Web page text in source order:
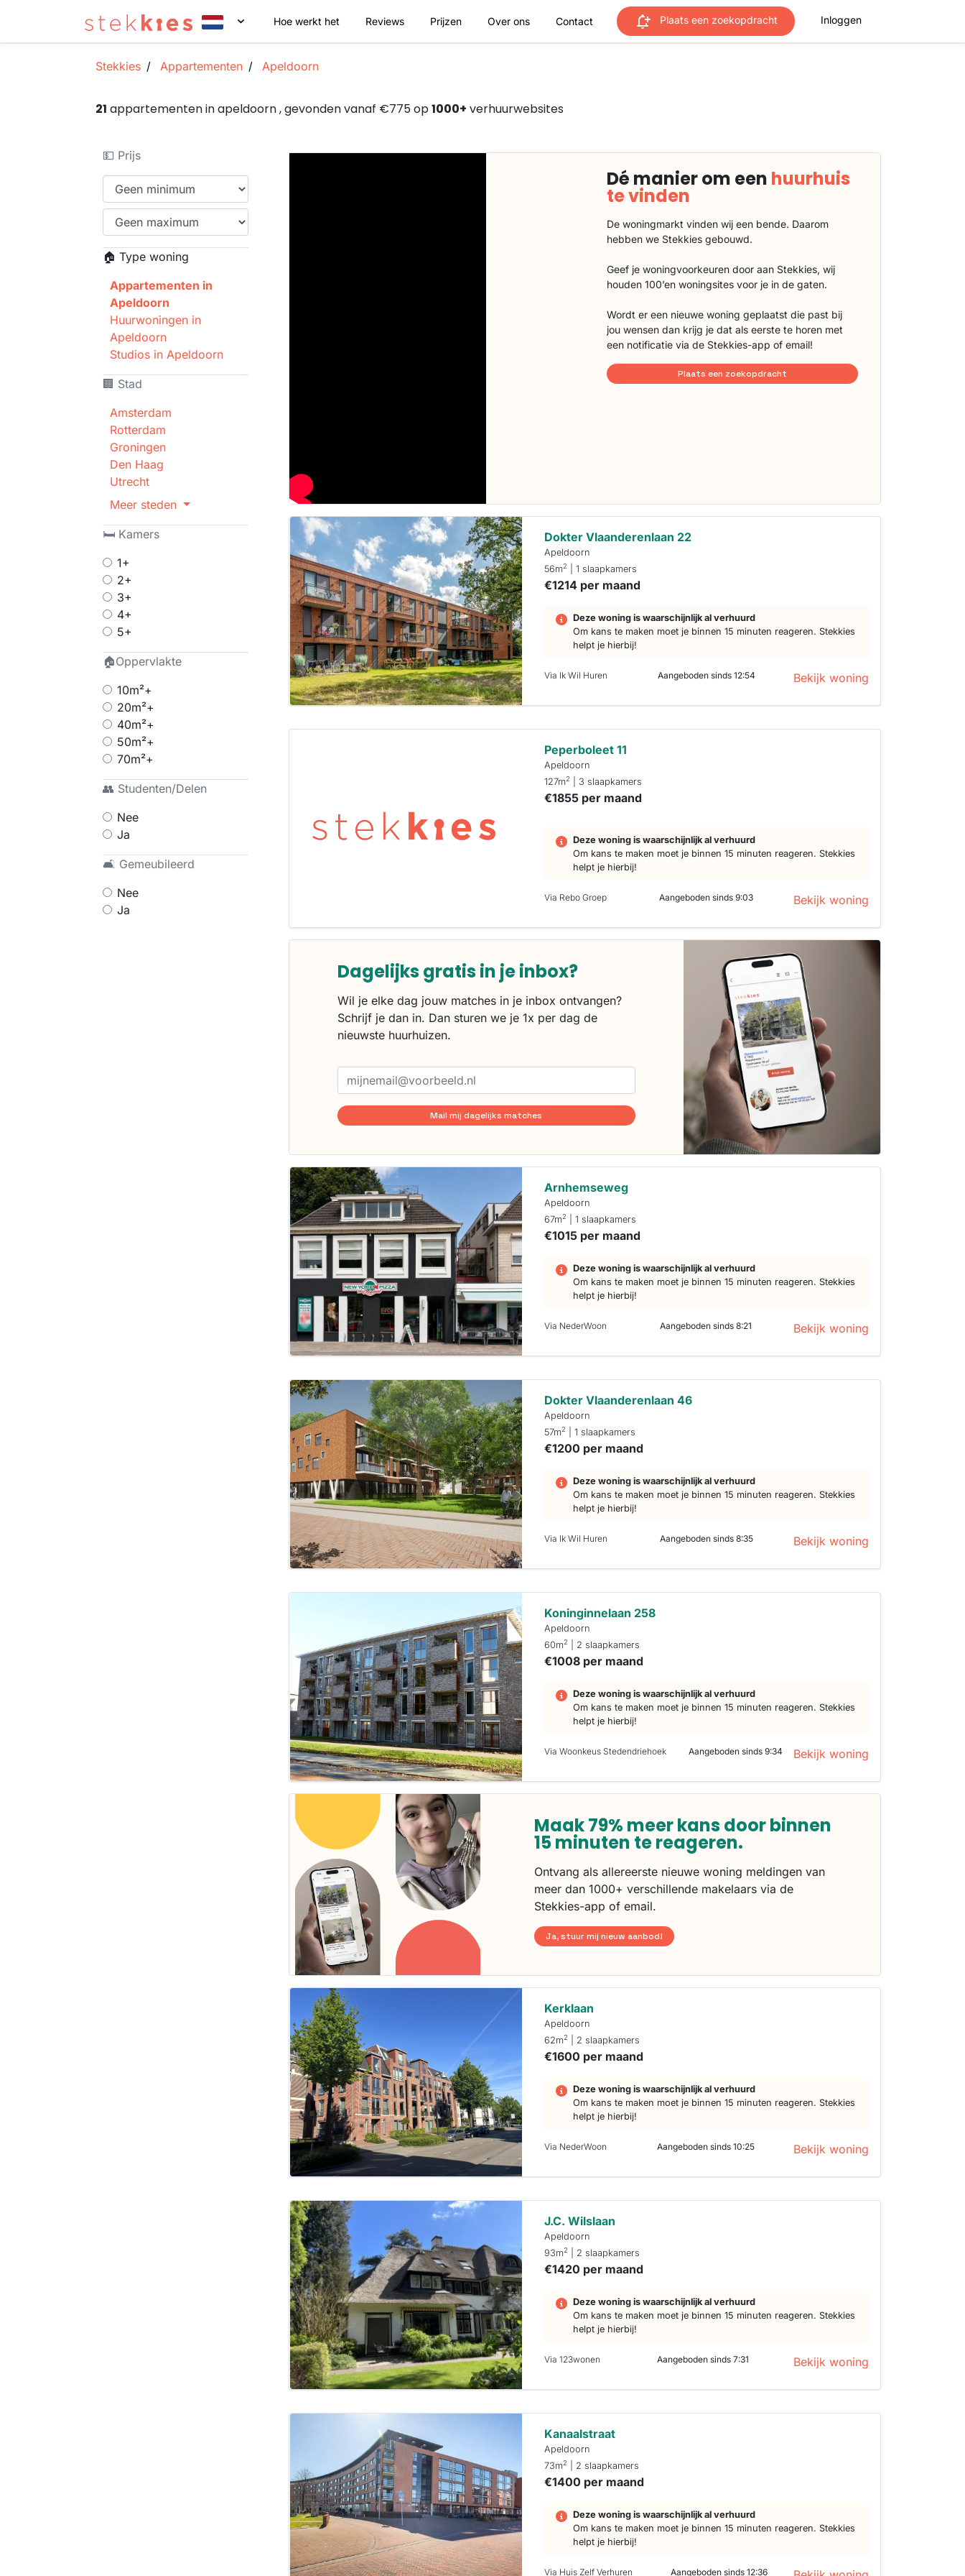
Hoe werkt het Reviews Prijzen Over ons Contact Plaats een zoekopdracht Inloggen
Stekkies Appartementen Apeldoorn
21 appartementen in apeldoorn , gevonden vanaf €775 op1000+ verhuurwebsites
💵 Prijs
🏠 Type woning
Appartementen in
Apeldoorn
Huurwoningen in
Apeldoorn
Studios in Apeldoorn
🏢 Stad
Amsterdam
Rotterdam
Groningen
Den Haag
Utrecht
Meer steden
🛏 Kamers
1+
2+
3+
4+
5+
🏠Oppervlakte
10m²+
20m²+
40m²+
50m²+
70m²+
👥 Studenten/Delen
Nee
Ja
🛋 Gemeubileerd
Nee
Ja
Dé manier om een huurhuis
te vinden
De woningmarkt vinden wij een bende. Daarom
hebben we Stekkies gebouwd.
Geef je woningvoorkeuren door aan Stekkies, wij
houden 100’en woningsites voor je in de gaten.
Wordt er een nieuwe woning geplaatst die past bij
jou wensen dan krijg je dat als eerste te horen met
een notificatie via de Stekkies-app of email!
Plaats een zoekopdracht
Dokter Vlaanderenlaan 22
Apeldoorn
56m2 | 1 slaapkamers
€1214 per maand
Deze woning is waarschijnlijk al verhuurd
Om kans te maken moet je binnen 15 minuten reageren. Stekkies
helpt je hierbij!
Via Ik Wil Huren Aangeboden sinds 12:54 Bekijk woning
Peperboleet 11
Apeldoorn
127m2 | 3 slaapkamers
€1855 per maand
Deze woning is waarschijnlijk al verhuurd
Om kans te maken moet je binnen 15 minuten reageren. Stekkies
helpt je hierbij!
Via Rebo Groep Aangeboden sinds 9:03 Bekijk woning
Dagelijks gratis in je inbox?
Wil je elke dag jouw matches in je inbox ontvangen?
Schrijf je dan in. Dan sturen we je 1x per dag de
nieuwste huurhuizen.
Mail mij dagelijks matches
Arnhemseweg
Apeldoorn
67m2 | 1 slaapkamers
€1015 per maand
Deze woning is waarschijnlijk al verhuurd
Om kans te maken moet je binnen 15 minuten reageren. Stekkies
helpt je hierbij!
Via NederWoon Aangeboden sinds 8:21 Bekijk woning
Dokter Vlaanderenlaan 46
Apeldoorn
57m2 | 1 slaapkamers
€1200 per maand
Deze woning is waarschijnlijk al verhuurd
Om kans te maken moet je binnen 15 minuten reageren. Stekkies
helpt je hierbij!
Via Ik Wil Huren Aangeboden sinds 8:35 Bekijk woning
Koninginnelaan 258
Apeldoorn
60m2 | 2 slaapkamers
€1008 per maand
Deze woning is waarschijnlijk al verhuurd
Om kans te maken moet je binnen 15 minuten reageren. Stekkies
helpt je hierbij!
Via Woonkeus Stedendriehoek Aangeboden sinds 9:34 Bekijk woning
Maak 79% meer kans door binnen
15 minuten te reageren.
Ontvang als allereerste nieuwe woning meldingen van
meer dan 1000+ verschillende makelaars via de
Stekkies-app of email.
Ja, stuur mij nieuw aanbod!
Kerklaan
Apeldoorn
62m2 | 2 slaapkamers
€1600 per maand
Deze woning is waarschijnlijk al verhuurd
Om kans te maken moet je binnen 15 minuten reageren. Stekkies
helpt je hierbij!
Via NederWoon Aangeboden sinds 10:25 Bekijk woning
J.C. Wilslaan
Apeldoorn
93m2 | 2 slaapkamers
€1420 per maand
Deze woning is waarschijnlijk al verhuurd
Om kans te maken moet je binnen 15 minuten reageren. Stekkies
helpt je hierbij!
Via 123wonen Aangeboden sinds 7:31 Bekijk woning
Kanaalstraat
Apeldoorn
73m2 | 2 slaapkamers
€1400 per maand
Deze woning is waarschijnlijk al verhuurd
Om kans te maken moet je binnen 15 minuten reageren. Stekkies
helpt je hierbij!
Via Huis Zelf Verhuren Aangeboden sinds 12:36